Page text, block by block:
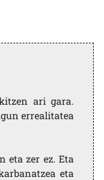
ari gara.
errealitatea
eta zer ez. Eta
eta